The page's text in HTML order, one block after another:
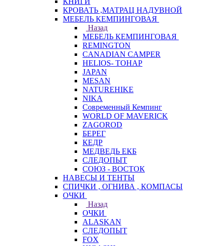
КРОВАТЬ ,МАТРАЦ НАДУВНОЙ
МЕБЕЛЬ КЕМПИНГОВАЯ
Назад
МЕБЕЛЬ КЕМПИНГОВАЯ
REMINGTON
CANADIAN CAMPER
HELIOS- ТОНАР
JAPAN
MESAN
NATUREHIKE
NIKA
Современный Кемпинг
WORLD OF MAVERICK
ZAGOROD
БЕРЕГ
КЕДР
МЕДВЕДЬ ЕКБ
СЛЕДОПЫТ
СОЮЗ - ВОСТОК
НАВЕСЫ И ТЕНТЫ
СПИЧКИ , ОГНИВА , КОМПАСЫ
ОЧКИ
Назад
ОЧКИ
ALASKAN
СЛЕДОПЫТ
FOX